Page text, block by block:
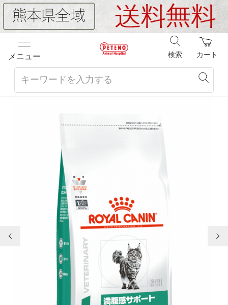
メニュー カート
検索
前の画像